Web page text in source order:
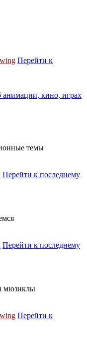
Перейти к
анимации, кино, играх
темы
Перейти к последнему
Перейти к последнему
мюзиклы
Перейти к